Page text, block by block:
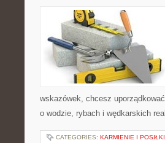
wskazówek, chcesz
o wodzie, rybach i wędkarskich
CATEGORIES: KARMIENIE I POSIŁKI